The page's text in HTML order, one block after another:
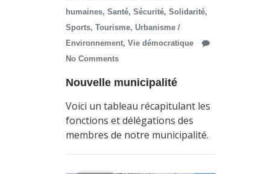
humaines, Santé, Sécurité, Solidarité,
Sports, Tourisme, Urbanisme /
Environnement, Vie démocratique
No Comments
Nouvelle municipalité
Voici un tableau récapitulant les
fonctions et délégations des
membres de notre municipalité.